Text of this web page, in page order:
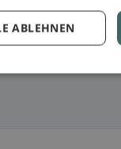
ABLEHNEN